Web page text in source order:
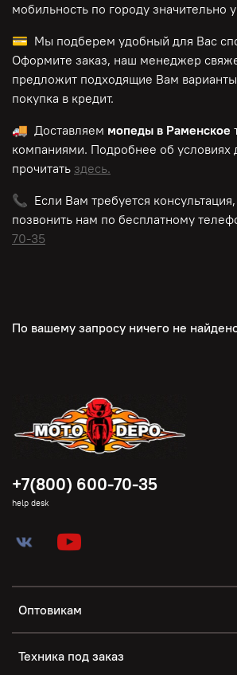
мобильность по городу значительно
💳 Мы подберем удобный для Вас
Оформите заказ, наш менеджер
предложит подходящие Вам
покупка в кредит.
🚚 Доставляем мопеды в Раменское
компаниями. Подробнее об условиях
прочитать здесь.
📞 Если Вам требуется
позвонить нам по бесплатному
70-35
По вашему запросу ничего не
Оптовикам
Техника под заказ
+7(800) 600-70-35
help desk